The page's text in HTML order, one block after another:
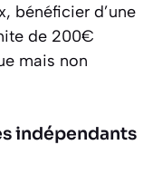
bénéficier d’une
de 200€
mais non
indépendants